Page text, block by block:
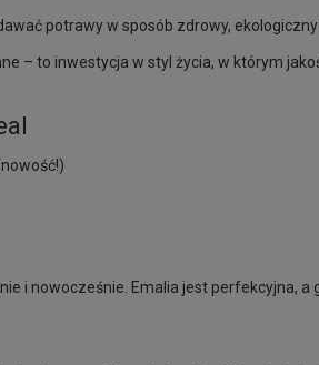
potrawy w sposób zdrowy,
– to inwestycja w styl życia, w którym
i nowocześnie. Emalia jest perfekcyjna, a